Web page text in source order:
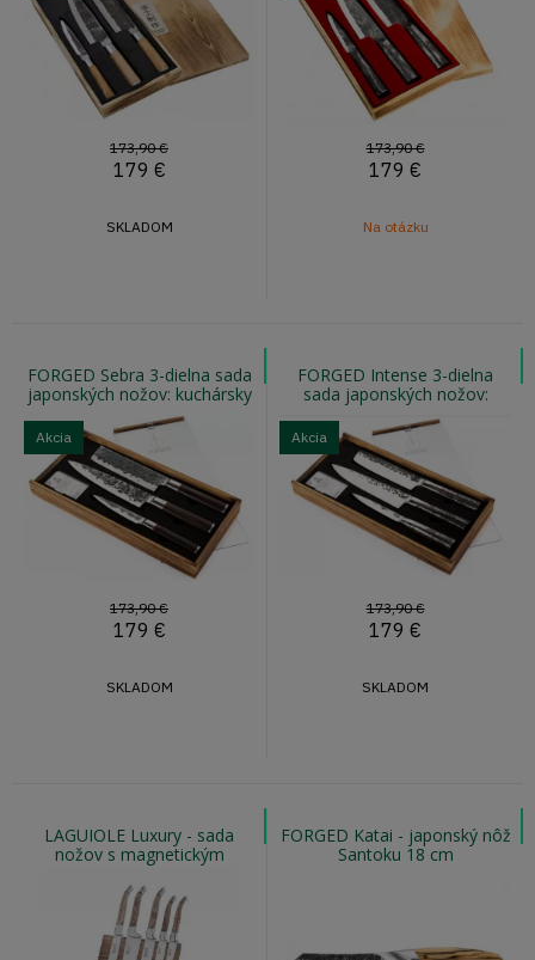
173,90 €
179 €
SKLADOM
173,90 €
179 €
Na otázku
FORGED Sebra 3-dielna sada
japonských nožov: kuchársky
nôž, na zeleninu, univerzálny
Akcia
173,90 €
179 €
SKLADOM
FORGED Intense 3-dielna
sada japonských nožov:
kuchársky nôž, na zeleninu,
univerzálny
Akcia
173,90 €
179 €
SKLADOM
LAGUIOLE Luxury - sada
nožov s magnetickým
stojanom - rukoväť z
olivového dreva
FORGED Katai - japonský nôž
Santoku 18 cm